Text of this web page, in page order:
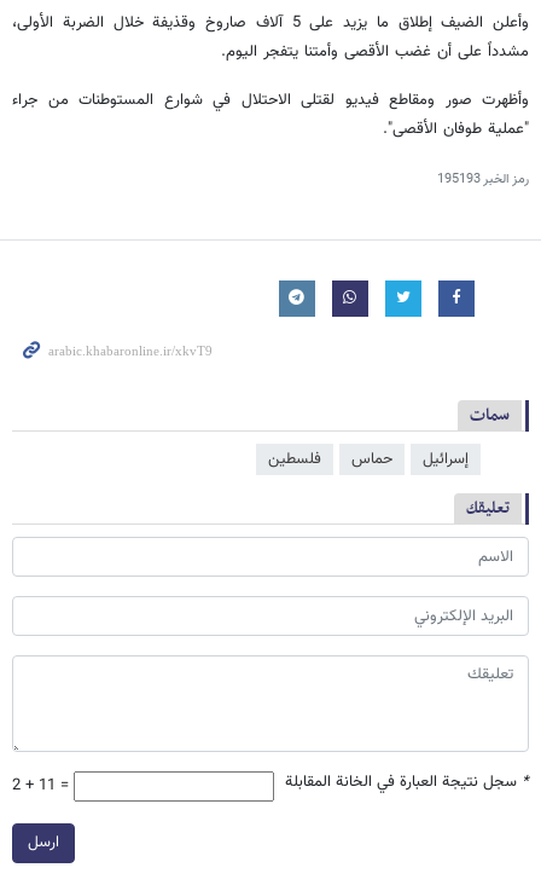
وأعلن الضيف إطلاق ما يزيد على 5 آلاف صاروخ وقذيفة خلال الضربة الأولى،
مشدداً على أن غضب الأقصى وأمتنا يتفجر اليوم.
وأظهرت صور ومقاطع فيديو لقتلى الاحتلال في شوارع المستوطنات من جراء
"عملية طوفان الأقصى".
رمز الخبر195193
سمات
إسرائيل حماس فلسطین
تعليقك
* سجل نتيجة العبارة في الخانة المقابلة 2 + 11 =
ارسل